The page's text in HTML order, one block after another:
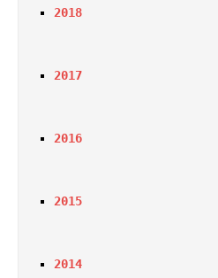
2018
2017
2016
2015
2014